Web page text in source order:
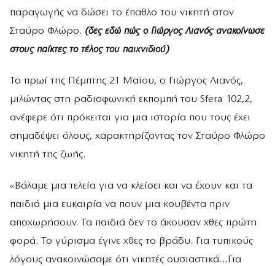
παραγωγής να δώσει το έπαθλο του νικητή στον
Σταύρο Φλώρο. (δες εδώ πώς ο Γιώργος Λιανός ανακοίνωσε
στους παίκτες το τέλος του παιχνιδιού)
Το πρωί της Πέμπτης 21 Μαϊου, ο Γιώργος Λιανός,
μιλώντας στη ραδιοφωνική εκπομπή του Sfera 102,2,
ανέφερε ότι πρόκειται για μια ιστορία που τους έχει
σημαδέψει όλους, χαρακτηρίζοντας τον Σταύρο Φλώρο
νικητή της ζωής.
«Βάλαμε μια τελεία για να κλείσει και να έχουν και τα
παιδιά μια ευκαιρία να πουν μια κουβέντα πριν
αποχωρήσουν. Τα παιδιά δεν το άκουσαν χθες πρώτη
φορά. Το γύρισμα έγινε χθες το βράδυ. Για τυπικούς
λόγους ανακοινώσαμε ότι νικητές ουσιαστικά…Για